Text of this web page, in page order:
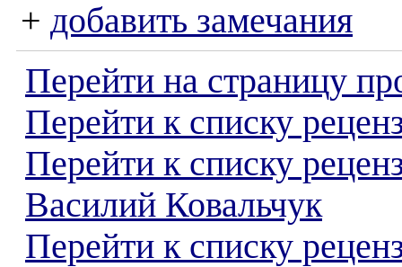
+ добавить замечания
Перейти на страницу
Перейти к списку
Перейти к списку
Василий Ковальчук
Перейти к списку